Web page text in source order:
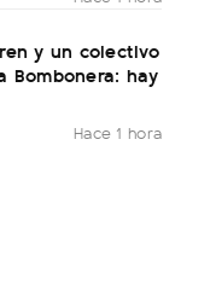
y un colectivo
Bombonera: hay
Hace 1 hora